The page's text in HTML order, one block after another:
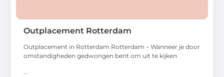
Outplacement Rotterdam
Outplacement in Rotterdam Rotterdam – Wanneer je door
omstandigheden gedwongen bent om uit te kijken
...